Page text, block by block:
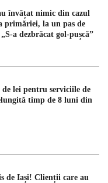
învățat nimic din cazul
primăriei, la un pas de
a dezbrăcat gol-pușcă”
lei pentru serviciile de
timp de 8 luni din
de Iași! Clienții care au